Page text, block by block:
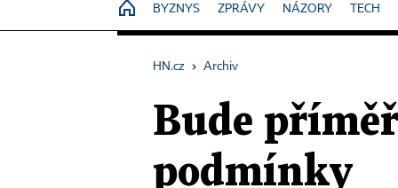
HOME
BYZNYS ZPRÁVY NÁZORY TECH
HN.cz › Archiv
Bude
podmínky